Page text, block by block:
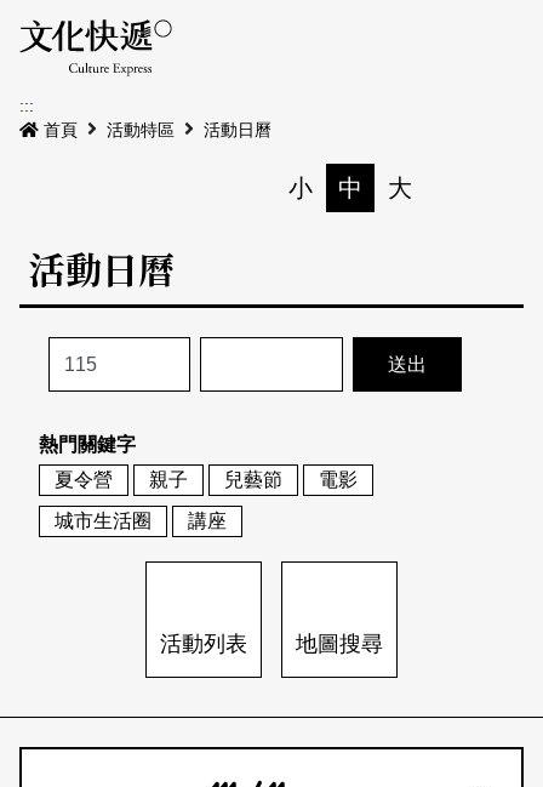
最新公告
本期專題
歷史專題
活動特區
活動列表
地圖搜尋
關於我們
關於我們
刊物索取地點
會員基本資料
刊登活動
網站導覽 English
日本語 登入/註冊
:::
首頁
活動特區 活動日曆
小 中 大
活動日曆
熱門關鍵字
夏令營
親子 兒藝節
電影
城市生活圈
講座
活動列表 地圖搜尋